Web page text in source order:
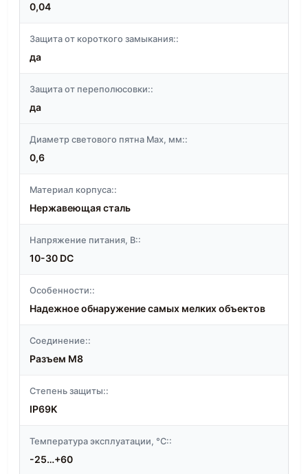
0,04
Защита от короткого замыкания::
да
Защита от переполюсовки::
да
Диаметр светового пятна Max, мм::
0,6
Материал корпуса::
Нержавеющая сталь
Напряжение питания, В::
10-30 DC
Особенности::
Надежное обнаружение самых мелких объектов
Соединение::
Разъем M8
Степень защиты::
IP69K
Температура эксплуатации, °C::
-25…+60